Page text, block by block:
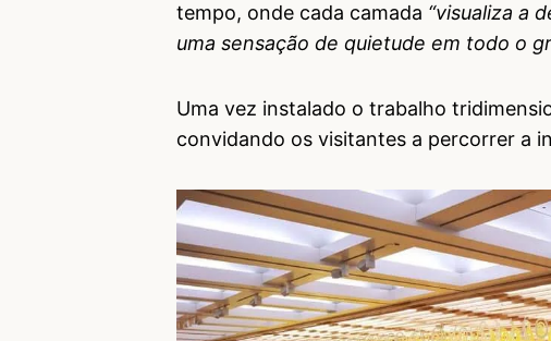
tempo, onde cada camada “visualiza a
uma sensação de quietude em todo o
Uma vez instalado o trabalho
convidando os visitantes a percorrer a